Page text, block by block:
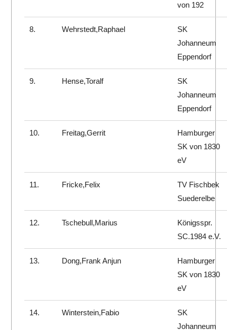
von 192
8. Wehrstedt,Raphael
SK
Johanneum
Eppendorf
9. Hense,Toralf
SK
Johanneum
Eppendorf
10. Freitag,Gerrit
Hamburger
SK von 1830
eV
11. Fricke,Felix
TV Fischbek
Suederelbe
12. Tschebull,Marius
Königsspr.
SC.1984 e.V.
13. Dong,Frank Anjun
Hamburger
SK von 1830
eV
14. Winterstein,Fabio
SK
Johanneum